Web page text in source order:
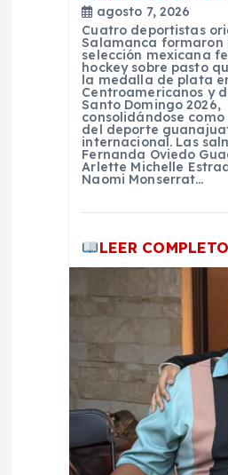
agosto 7, 2026
Cuatro deportistas
Salamanca formaron
selección mexicana
hockey sobre pasto
la medalla de plata
Centroamericanos y
Santo Domingo 2026,
consolidándose
del deporte
internacional. Las
Fernanda Oviedo
Arlette Michelle
Naomi Monserrat…
LEER COMPLETO